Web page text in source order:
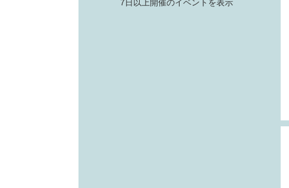
7日以上開催のイベントを表示